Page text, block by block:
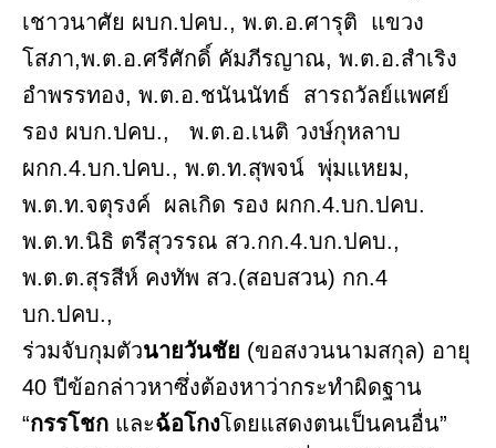
เชาวนาศัย ผบก.ปคบ., พ.ต.อ.ศารุติ แขวง
โสภา,พ.ต.อ.ศรีศักดิ์ คัมภีรญาณ, พ.ต.อ.สำเริง
อำพรรทอง, พ.ต.อ.ชนันนัทธ์ สารถวัลย์แพศย์
รอง ผบก.ปคบ., พ.ต.อ.เนติ วงษ์กุหลาบ
ผกก.4.บก.ปคบ., พ.ต.ท.สุพจน์ พุ่มแหยม,
พ.ต.ท.จตุรงค์ ผลเกิด รอง ผกก.4.บก.ปคบ.
พ.ต.ท.นิธิ ตรีสุวรรณ สว.กก.4.บก.ปคบ.,
พ.ต.ต.สุรสีห์ คงทัพ สว.(สอบสวน) กก.4
บก.ปคบ.,
ร่วมจับกุมตัว​นายวันชัย (ขอสงวนนามสกุล) อายุ
40 ปีข้อกล่าวหา​ซึ่งต้องหาว่ากระทำผิดฐาน
“กรรโชก และฉ้อโกงโดยแสดงตนเป็นคนอื่น”